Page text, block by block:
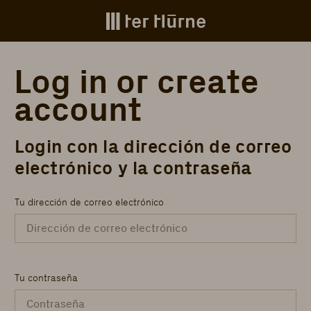
Skip to main content
Log in or create
account
Login con la dirección de correo
electrónico y la contraseña
Tu dirección de correo electrónico
Tu contraseña